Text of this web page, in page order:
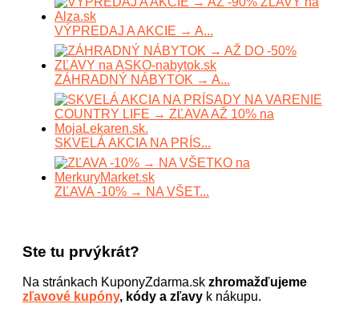
VÝPREDAJ A AKCIE → A...
ZÁHRADNÝ NÁBYTOK → A...
SKVELÁ AKCIA NA PRÍS...
ZĽAVA -10% → NA VŠET...
Ste tu prvýkrát?
Na stránkach KuponyZdarma.sk zhromažďujeme
zľavové kupóny, kódy a zľavy k nákupu.